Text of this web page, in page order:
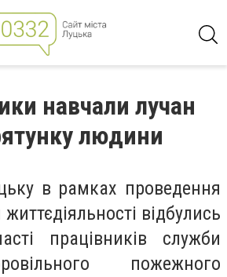
навчали лучан
людини
в рамках проведення
відбулись
працівників служби
пожежного